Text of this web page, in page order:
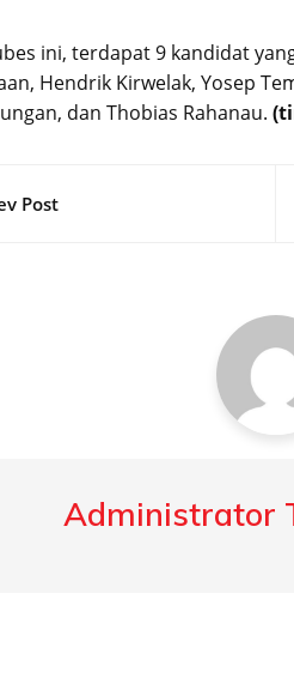
ini, terdapat 9 kandidat
Hendrik Kirwelak, Yosep
dan Thobias Rahanau.
Post
Administrator